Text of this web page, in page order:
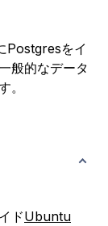
Postgresをイ
般的なデータ
。
ドUbuntu